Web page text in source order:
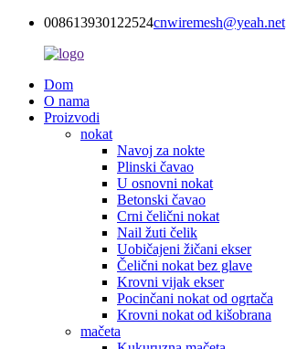
008613930122524cnwiremesh@yeah.net
Dom
O nama
Proizvodi
nokat
Navoj za nokte
Plinski čavao
U osnovni nokat
Betonski čavao
Crni čelični nokat
Nail žuti čelik
Uobičajeni žičani ekser
Čelični nokat bez glave
Krovni vijak ekser
Pocinčani nokat od ogrtača
Krovni nokat od kišobrana
mačeta